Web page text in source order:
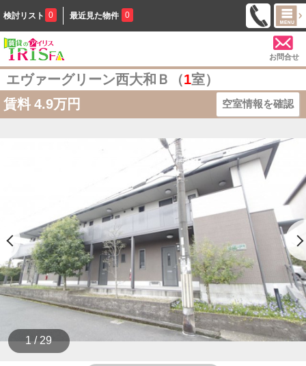
検討リスト 0 最近見た物件 0
お問合せ
エヴァーグリーン西大和Ｂ（1室）
賃料 4.9万円 空室情報を確認
1 / 29